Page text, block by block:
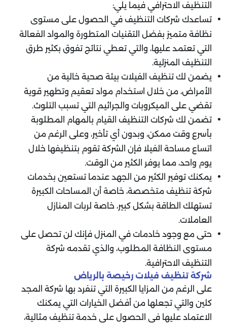
التنظيف الاحترافي فيما يلي:
تساعدك شركات التنظيف في الحصول على مستوى
نظافة متميز بفضل التقنيات المتطورة والمواد الفعالة
التي تعتمد عليها، والتي تعطي نتائج تفوق بكثير طرق
التنظيف المنزلية.
يضمن لك تنظيف الفيلات بيئة صحية خالية من
الأمراض، من خلال استخدام مواد تعقيم وتطهير قوية
تقضي على الميكروبات والجراثيم التي تسبب التلوث.
تضمن لك شركات التنظيف القيام بالمهام المطلوبة
بأسرع وقت ممكن، وبدون أي تأخير، وعلى الرغم من
اتساع مساحة الفيلا فإن الشركة تقوم بتنظيفها خلال
يوم واحد، مما يوفر الكثير من الوقت.
يمكنك توفير الكثير من الجهد عندما تستعين بخدمات
شركة تنظيف متخصصة، خاصة أن المساحات الكبيرة
تستهلك الطاقة بشكل كبير، خاصة لربات المنازل
العاملات.
حتى مع وجود خادمات في المنزل فإنك لن تحصل على
مستوى النظافة المطلوب، والذي تقدمه شركة
التنظيف الاحترافية.
شركة تنظيف فيلات رخيصة بالرياض
على الرغم من المزايا الكبيرة التي تنفرد بها شركة المجد
كلين والتي تجعلها من أفضل الخيارات التي يمكنك
الاعتماد عليها في الحصول على خدمة تنظيف مثالية،